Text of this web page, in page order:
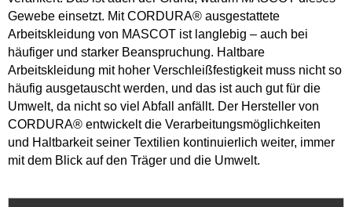
Gewebe einsetzt. Mit CORDURA® ausgestattete
Arbeitskleidung von MASCOT ist langlebig – auch bei
häufiger und starker Beanspruchung. Haltbare
Arbeitskleidung mit hoher Verschleißfestigkeit muss nicht so
häufig ausgetauscht werden, und das ist auch gut für die
Umwelt, da nicht so viel Abfall anfällt. Der Hersteller von
CORDURA® entwickelt die Verarbeitungsmöglichkeiten
und Haltbarkeit seiner Textilien kontinuierlich weiter, immer
mit dem Blick auf den Träger und die Umwelt.